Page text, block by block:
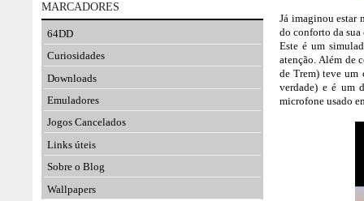
Já imaginou estar
do conforto da sua
Este é um
atenção. Além de
de Trem) teve um
verdade) e é um
microfone usado
MARCADORES
64DD
Curiosidades
Downloads
Emuladores
Jogos Cancelados
Links úteis
Sobre o Blog
Wallpapers